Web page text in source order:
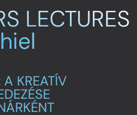
LECTURES
KREATÍV